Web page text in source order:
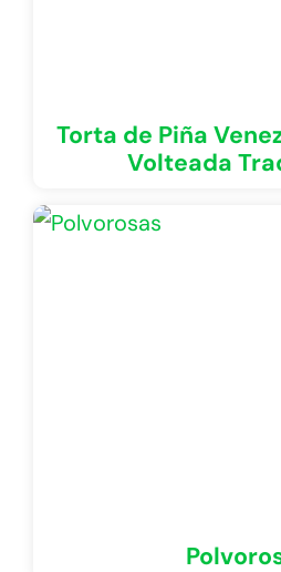
Torta de Piña
Volteada